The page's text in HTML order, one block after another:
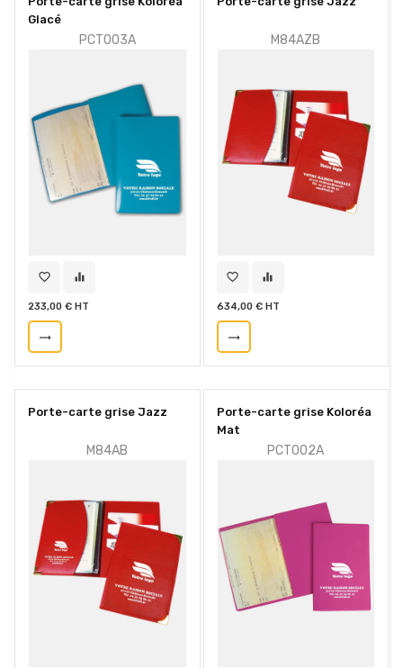
Glacé
PCT003A
favorite_border equalizer
233,00 € HT
trending_flat
M84AZB
favorite_border equalizer
634,00 € HT
trending_flat
Porte-carte grise Jazz
M84AB
Porte-carte grise Koloréa
Mat
PCT002A